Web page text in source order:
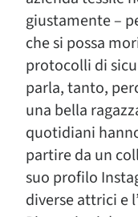
giustamente –
che si possa
protocolli di
parla, tanto,
una bella
quotidiani
partire da un
suo profilo
diverse attrici e